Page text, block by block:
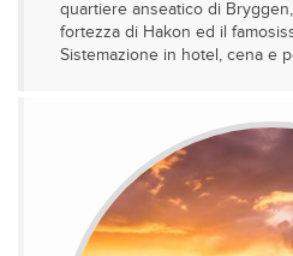
quartiere anseatico di
fortezza di Hakon ed il
Sistemazione in hotel, cena e